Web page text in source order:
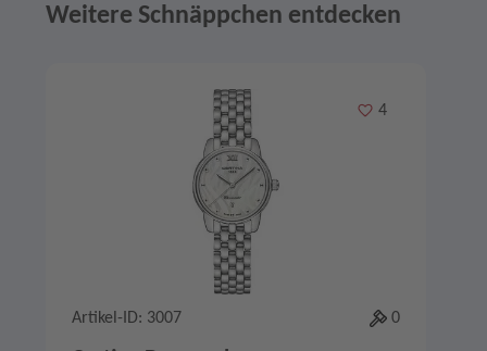
Weitere Schnäppchen entdecken
Merken
4
Artikel-ID: 3007 0